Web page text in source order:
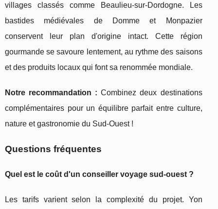
villages classés comme Beaulieu-sur-Dordogne. Les
bastides médiévales de Domme et Monpazier
conservent leur plan d'origine intact. Cette région
gourmande se savoure lentement, au rythme des saisons
et des produits locaux qui font sa renommée mondiale.
Notre recommandation : Combinez deux destinations
complémentaires pour un équilibre parfait entre culture,
nature et gastronomie du Sud-Ouest !
Questions fréquentes
Quel est le coût d'un conseiller voyage sud-ouest ?
Les tarifs varient selon la complexité du projet. Yon